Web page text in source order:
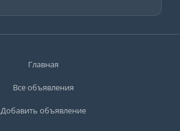
Главная
Все объявления
Добавить объявление